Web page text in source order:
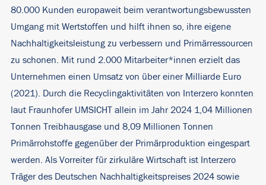
80.000 Kunden europaweit beim verantwortungsbewussten
Umgang mit Wertstoffen und hilft ihnen so, ihre eigene
Nachhaltigkeitsleistung zu verbessern und Primärressourcen
zu schonen. Mit rund 2.000 Mitarbeiter*innen erzielt das
Unternehmen einen Umsatz von über einer Milliarde Euro
(2021). Durch die Recyclingaktivitäten von Interzero konnten
laut Fraunhofer UMSICHT allein im Jahr 2024 1,04 Millionen
Tonnen Treibhausgase und 8,09 Millionen Tonnen
Primärrohstoffe gegenüber der Primärproduktion eingespart
werden. Als Vorreiter für zirkuläre Wirtschaft ist Interzero
Träger des Deutschen Nachhaltigkeitspreises 2024 sowie